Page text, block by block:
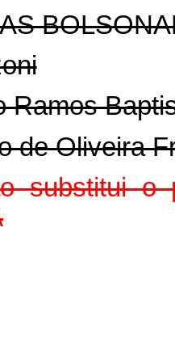
Ramos
de Oliveira
substitui o